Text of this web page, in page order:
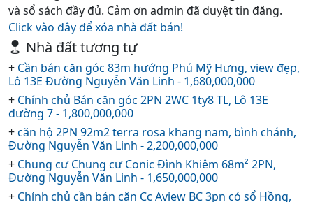
và sổ sách đầy đủ. Cảm ơn admin đã duyệt tin đăng.
Click vào đây để xóa nhà đất bán!
Nhà đất tương tự
+ Cần bán căn góc 83m hướng Phú Mỹ Hưng, view đẹp,
Lô 13E Đường Nguyễn Văn Linh - 1,680,000,000
+ Chính chủ Bán căn góc 2PN 2WC 1ty8 TL, Lô 13E
đường 7 - 1,800,000,000
+căn hộ 2PN 92m2 terra rosa khang nam, bình chánh,
Đường Nguyễn Văn Linh - 2,200,000,000
+ Chung cư Chung cư Conic Đình Khiêm 68m² 2PN,
Đường Nguyễn Văn Linh - 1,650,000,000
+ Chính chủ cần bán căn Cc Aview BC 3pn có sổ Hồng,